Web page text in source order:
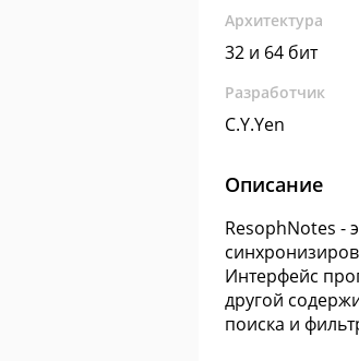
Архитектура
32 и 64 бит
Разработчик
C.Y.Yen
Описание
ResophNotes -
Интерфейс
другой
поиска и